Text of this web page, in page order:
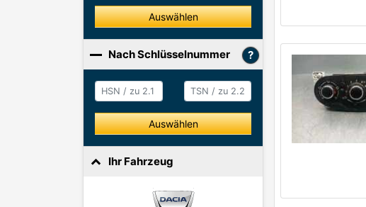
Auswählen
Nach Schlüsselnummer
HSN / zu 2.1 HSN / zu 2.2
Auswählen
Ihr Fahrzeug